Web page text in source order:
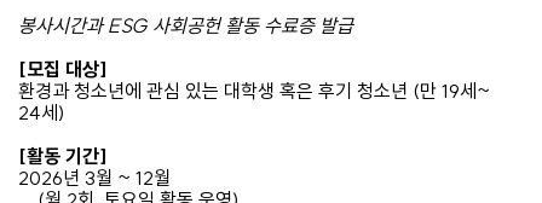
️봉사시간️과 ️ESG 사회공헌 활동 수료증️ 발급
[모집 대상]
환경과 청소년에 관심 있는 대학생 혹은 후기 청소년 (만 19세~
24세)
[활동 기간]
2026년 3월 ~ 12월